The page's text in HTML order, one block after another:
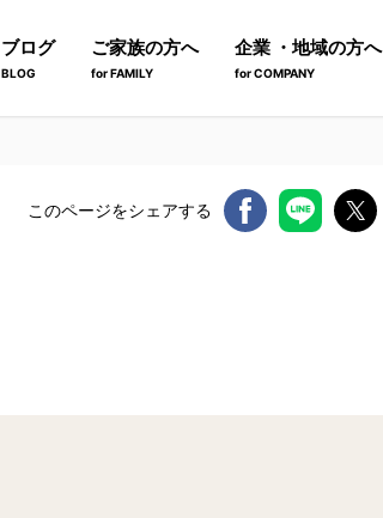
ブログ
BLOG
ご家族の方へ
for FAMILY
企業 ・地域の方へ
for COMPANY
このページをシェアする